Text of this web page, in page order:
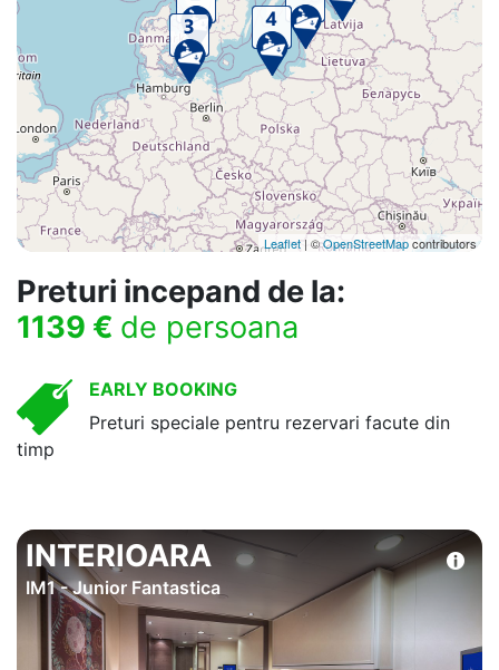
Leaflet | ©OpenStreetMapcontributors
Preturi incepand de la:
1139 € de persoana
EARLY BOOKING
Preturi speciale pentru rezervari facute din
timp
INTERIOARA
IM1 - Junior Fantastica